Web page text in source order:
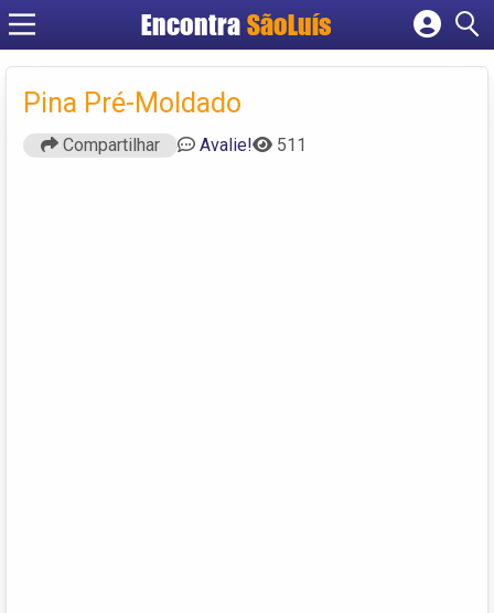
Encontra SãoLuís
Cadastrar empresa
Criar conta
Pina Pré-Moldado
Compartilhar Avalie! 511